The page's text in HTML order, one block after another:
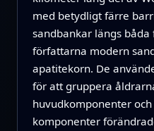
med betydligt färre
sandbankar längs
författarna modern
apatitekorn. De
för att gruppera
huvudkomponenter
komponenter